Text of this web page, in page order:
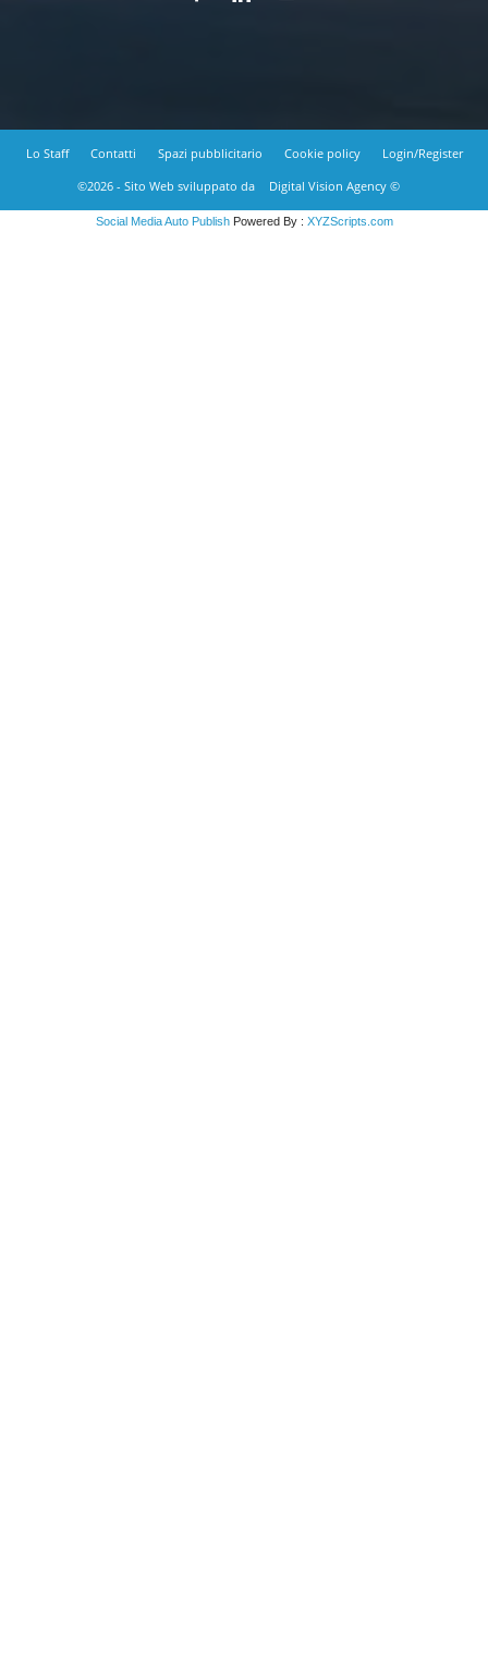
Lo Staff Contatti Spazi pubblicitario Cookie policy
Login/Register
©2026 - Sito Web sviluppato da
Digital Vision Agency ©
Social Media Auto PublishPowered By : XYZScripts.com